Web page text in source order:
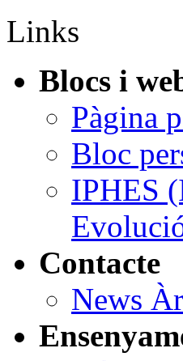
Links
Blocs i
Pàgina
Bloc
IPHES
Contacte
News